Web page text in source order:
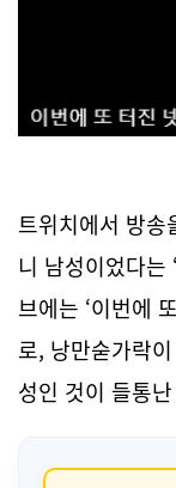
트위치에서 방송
니 남성이었다는
브에는 ‘이번에
로, 낭만숟가락
성인 것이 들통